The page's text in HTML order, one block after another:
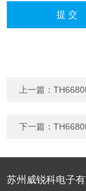
上一篇：
下一篇：
苏州威锐科电子有